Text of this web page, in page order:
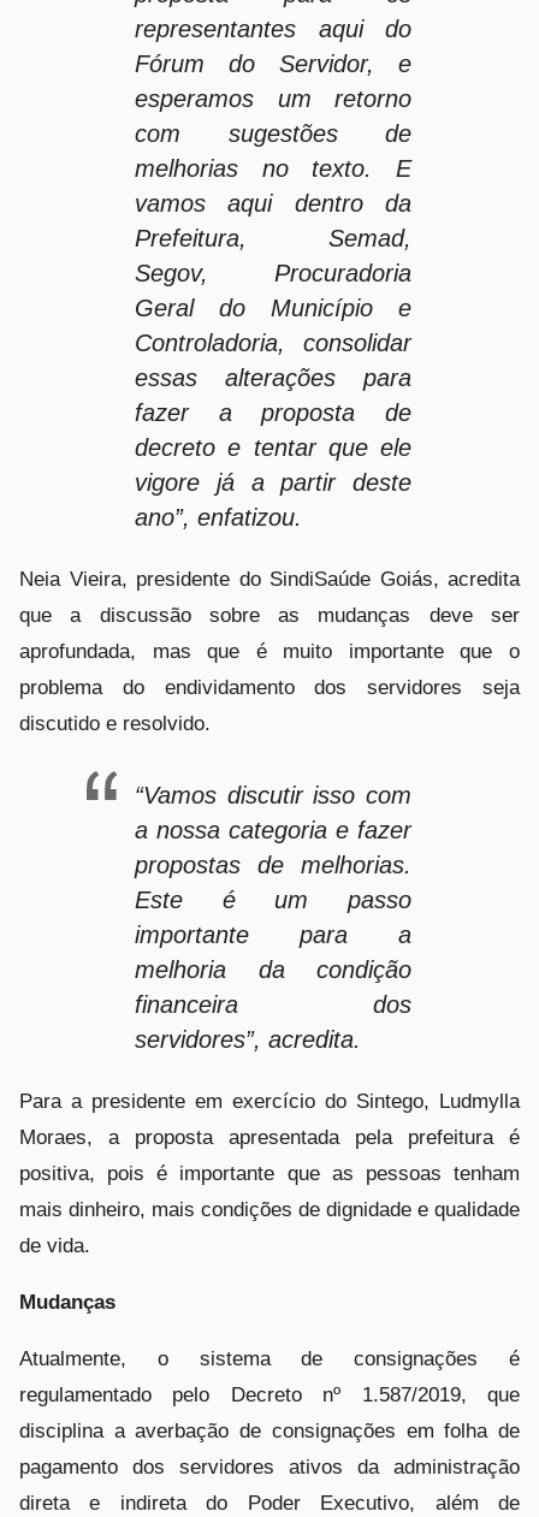
representantes aqui do
Fórum do Servidor, e
esperamos um retorno
com sugestões de
melhorias no texto. E
vamos aqui dentro da
Prefeitura, Semad,
Segov, Procuradoria
Geral do Município e
Controladoria, consolidar
essas alterações para
fazer a proposta de
decreto e tentar que ele
vigore já a partir deste
ano”, enfatizou.
Neia Vieira, presidente do SindiSaúde Goiás, acredita
que a discussão sobre as mudanças deve ser
aprofundada, mas que é muito importante que o
problema do endividamento dos servidores seja
discutido e resolvido.
“Vamos discutir isso com
a nossa categoria e fazer
propostas de melhorias.
Este é um passo
importante para a
melhoria da condição
financeira dos
servidores”, acredita.
Para a presidente em exercício do Sintego, Ludmylla
Moraes, a proposta apresentada pela prefeitura é
positiva, pois é importante que as pessoas tenham
mais dinheiro, mais condições de dignidade e qualidade
de vida.
Mudanças
Atualmente, o sistema de consignações é
regulamentado pelo Decreto nº 1.587/2019, que
disciplina a averbação de consignações em folha de
pagamento dos servidores ativos da administração
direta e indireta do Poder Executivo, além de